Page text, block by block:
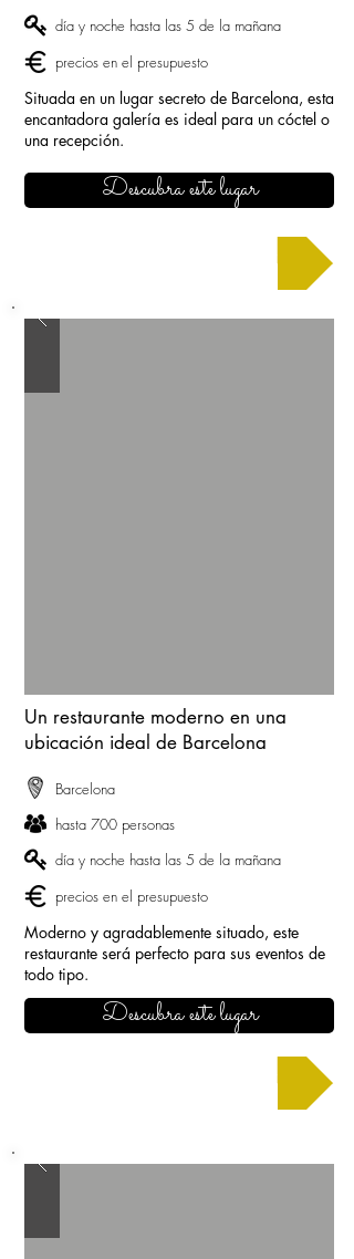
día y noche hasta las 5 de la mañana
precios en el presupuesto
Situada en un lugar secreto de Barcelona, esta
encantadora galería es ideal para un cóctel o
una recepción.
Descubra este lugar
Un restaurante moderno en una
ubicación ideal de Barcelona
Barcelona
hasta 700 personas
día y noche hasta las 5 de la mañana
precios en el presupuesto
Moderno y agradablemente situado, este
restaurante será perfecto para sus eventos de
todo tipo.
Descubra este lugar